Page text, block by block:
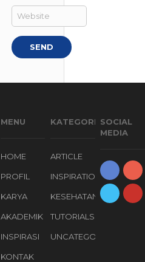
MENU
HOME
PROFIL
KARYA
AKADEMIK
INSPIRASI
KONTAK
KATEGORI
ARTICLE
INSPIRATION
KESEHATAN
TUTORIALS
UNCATEGORIZED
SOCIAL
MEDIA